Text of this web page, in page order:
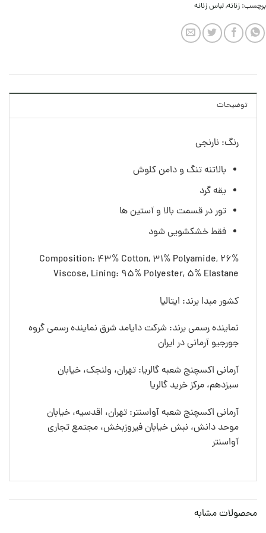
برچسب: زنانه,لباس زنانه
توضیحات
رنگ: نارنجی
بالاتنه تنگ و دامن کلوش
یقه گرد
تور در قسمت بالا و آستین ها
فقط خشکشویی شود
Composition: 43% Cotton, 31% Polyamide, 26%
Viscose, Lining: 95% Polyester, 5% Elastane
کشور مبدا برند: ایتالیا
نماینده رسمی برند: شرکت دایامد شرق نماینده رسمی گروه
جورجیو آرمانی در ایران
آرمانی اکسچنج شعبه گالریا: تهران، ولنجک، خیابان
سیزدهم، مرکز خرید گالریا
آرمانی اکسچنج شعبه آواسنتر: تهران، اقدسیه، خیابان
موحد دانش، نبش خیابان فیروزبخش، مجتمع تجاری
آواسنتر
محصولات مشابه